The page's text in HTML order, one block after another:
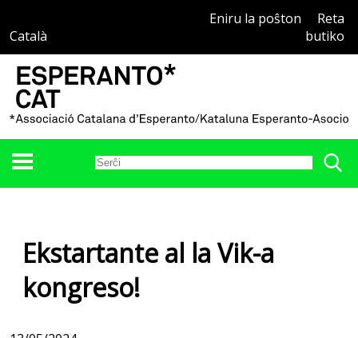
Català
Eniru la poŝton
Reta
butiko
Ekstartante al la Vik-a
kongreso!